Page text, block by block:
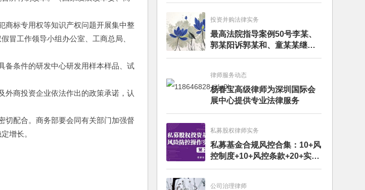
商标专用权等知识产权问题开展集中整
冒工作领导小组办公室、工商总局、
备条件的研发中心研发用样本样品、试
外商投资企业依法作出的政策承诺，认
切配合。商务部要会同有关部门加强督
增长。
投资并购法律实务
最高法院指导案例50号李某、
郭某阳诉郭某和、童某某继承
纠纷案
律师服务动态
杨春宝高级律师为深圳国际会
展中心提供专业法律服务
私募股权律师实务
私募基金合规风控合集：10+风
控制度+10+风控条款+20+实务
文章+每月动态
公司治理律师